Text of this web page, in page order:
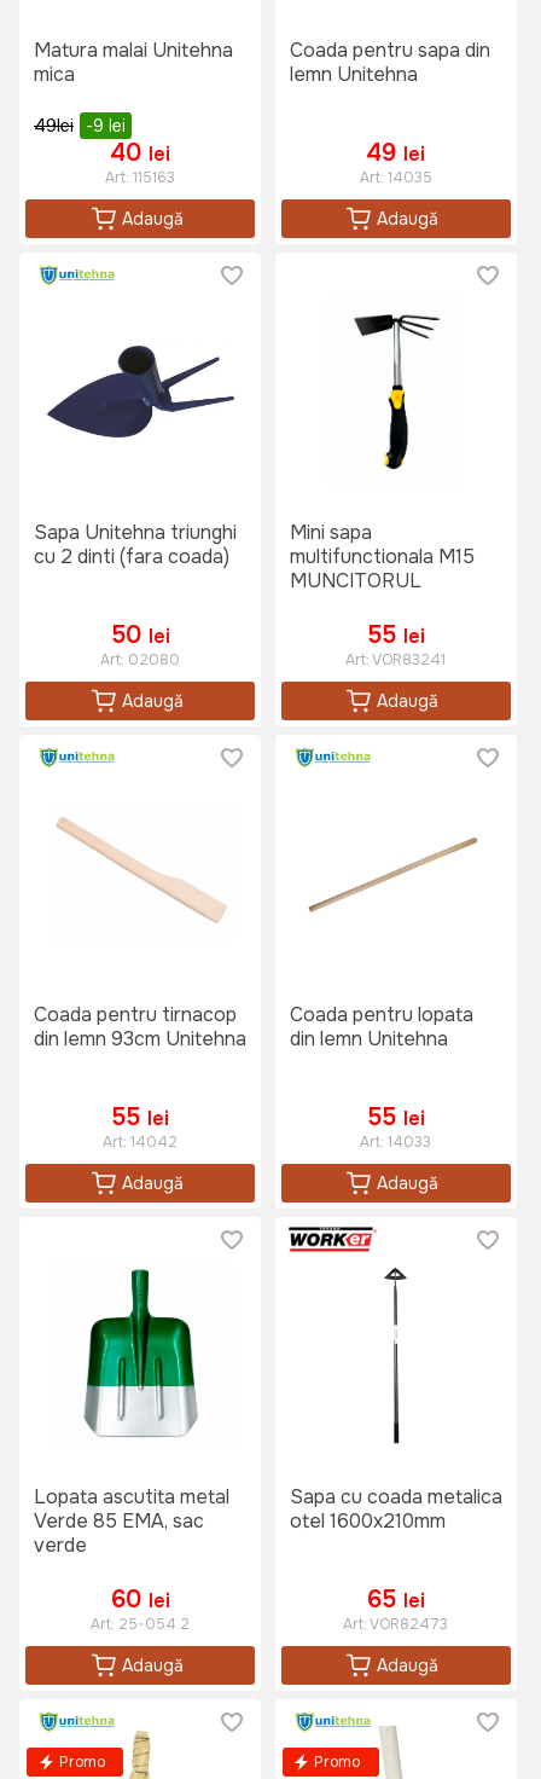
Matura malai Unitehna
mica
49lei -9 lei
40 lei
Art: 115163
Adaugă
Coada pentru sapa din
lemn Unitehna
49 lei
Art: 14035
Adaugă
Sapa Unitehna triunghi
cu 2 dinti (fara coada)
50 lei
Art: 02080
Adaugă
Mini sapa
multifunctionala M15
MUNCITORUL
55 lei
Art:VOR83241
Adaugă
Coada pentru tirnacop
din lemn 93cm Unitehna
55 lei
Art: 14042
Adaugă
Coada pentru lopata
din lemn Unitehna
55 lei
Art: 14033
Adaugă
Lopata ascutita metal
Verde 85 EMA, sac
verde
60 lei
Art: 25-054.2
Adaugă
Sapa cu coada metalica
otel 1600x210mm
65 lei
Art:VOR82473
Adaugă
Promo Promo